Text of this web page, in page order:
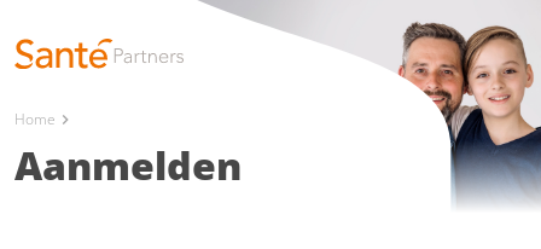
Home chevron_right
Aanmelden